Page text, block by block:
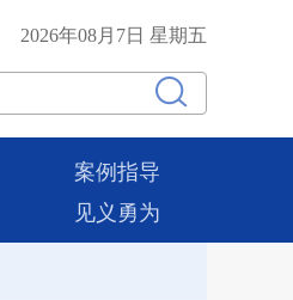
2026年08月7日 星期五
案例指导
见义勇为